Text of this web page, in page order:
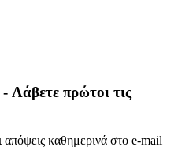
Λάβετε πρώτοι τις
απόψεις καθημερινά στο e-mail